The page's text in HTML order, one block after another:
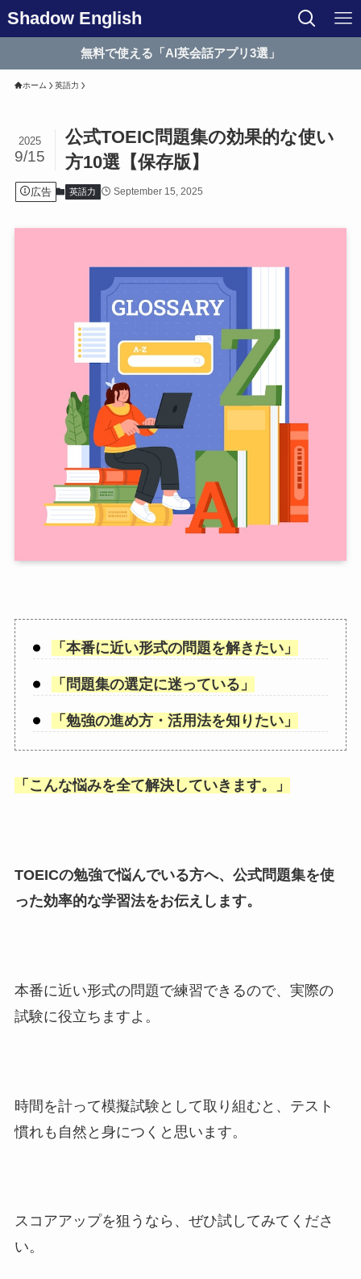
Shadow English
無料で使える「AI英会話アプリ3選」
ホーム 英語力
公式TOEIC問題集の効果的な使い
方10選【保存版】
2025
9/15
広告 英語力 September 15, 2025
「 本番に近い形式の問題を解きたい」
「 問題集の選定に迷っている 」
「 勉強の進め方・活用法を知りたい」
「 こんな悩みを全て解決していきます。 」
TOEICの勉強で悩んでいる方へ、公式問題集を使
った効率的な学習法をお伝えします。
本番に近い形式の問題で練習できるので、実際の
試験に役立ちますよ。
時間を計って模擬試験として取り組むと、テスト
慣れも自然と身につくと思います。
スコアアップを狙うなら、ぜひ試してみてくださ
い。